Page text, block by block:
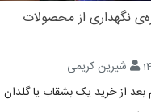
نگهداری از محصولات
شیرین کریمی
از خرید یک بشقاب یا گلدان